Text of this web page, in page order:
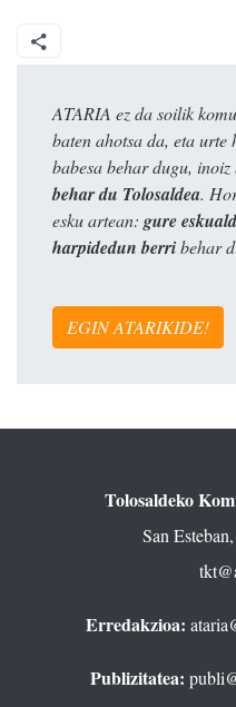
ATARIA ez da soilik
baten ahotsa da, eta urte
babesa behar dugu,
behar du Tolosaldea.
esku artean: gure
harpidedun berribehar
EGIN ATARIKIDE!
Tolosaldeko
San
Erredakzioa:
Publizitatea: